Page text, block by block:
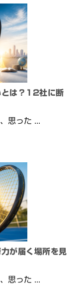
とは？12社に断
思った ...
が届く場所を見
思った ...